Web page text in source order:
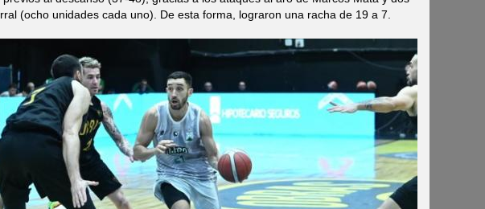
(ocho unidades cada uno). De esta forma, lograron una racha de 19 a 7.